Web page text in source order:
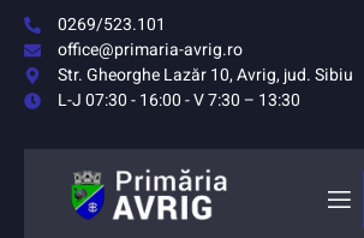
0269/523.101
office@primaria-avrig.ro
Str. Gheorghe Lazăr 10, Avrig, jud. Sibiu
L-J 07:30 - 16:00 - V 7:30 – 13:30